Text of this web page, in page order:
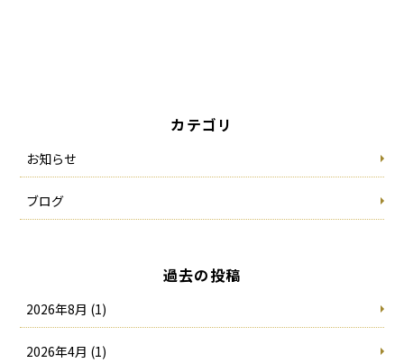
カテゴリ
お知らせ
ブログ
過去の投稿
2026年8月 (1)
2026年4月 (1)